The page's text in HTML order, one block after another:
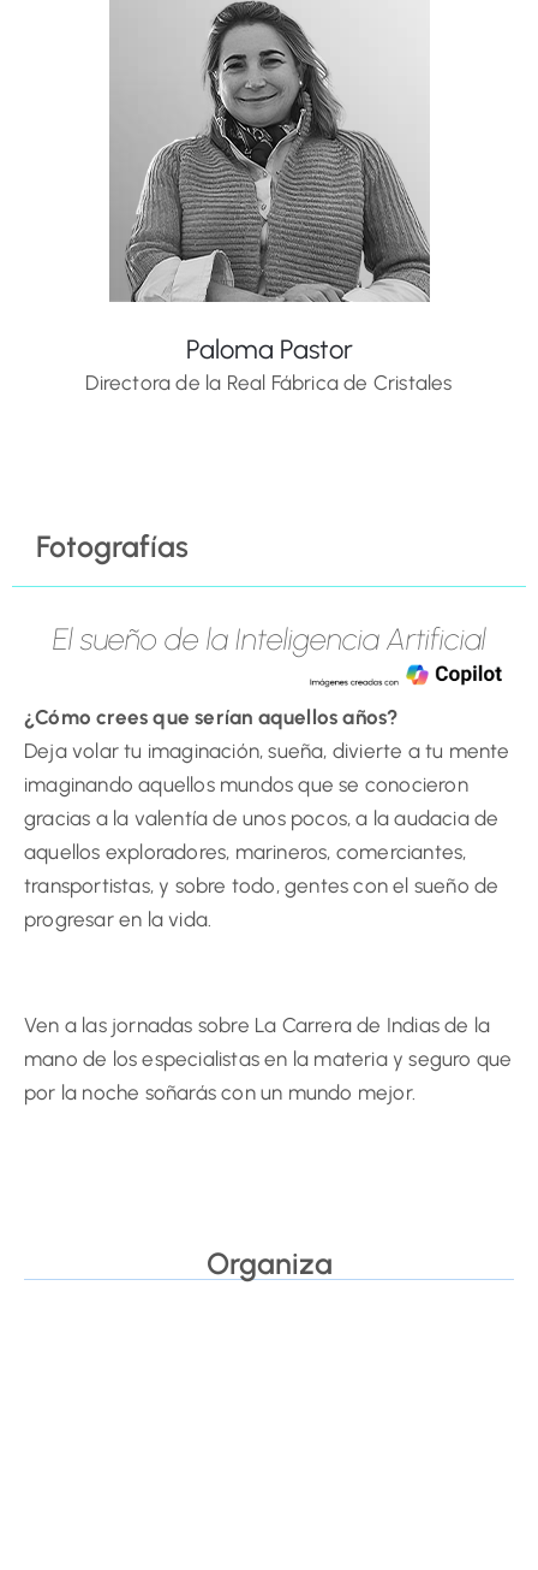
Paloma Pastor
Directora de la Real Fábrica de Cristales
Fotografías
El sueño de la Inteligencia Artificial
¿Cómo crees que serían aquellos años?
Deja volar tu imaginación, sueña, divierte a tu mente
imaginando aquellos mundos que se conocieron
gracias a la valentía de unos pocos, a la audacia de
aquellos exploradores, marineros, comerciantes,
transportistas, y sobre todo, gentes con el sueño de
progresar en la vida.
Ven a las jornadas sobre La Carrera de Indias de la
mano de los especialistas en la materia y seguro que
por la noche soñarás con un mundo mejor.
Organiza